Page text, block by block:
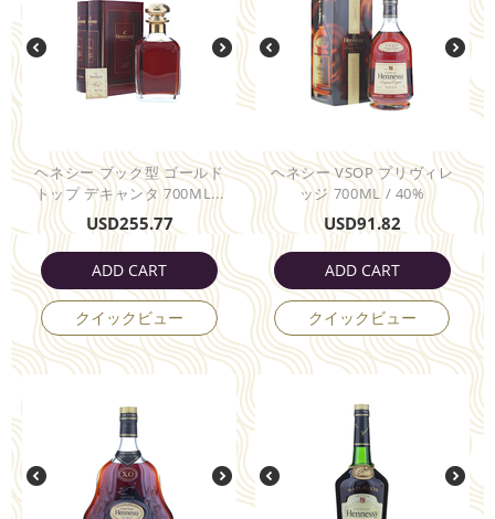
ヘネシー ブック型 ゴールド
トップ デキャンタ 700ML...
USD255.77
ADD CART
クイックビュー
ヘネシー VSOP プリヴィレ
ッジ 700ML / 40%
USD91.82
ADD CART
クイックビュー